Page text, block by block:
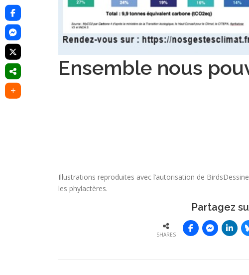
Ensemble nous
Illustrations reproduites avec l’autorisation de
les phylactères.
Partagez
SHARES